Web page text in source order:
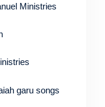
Ministries
garu songs